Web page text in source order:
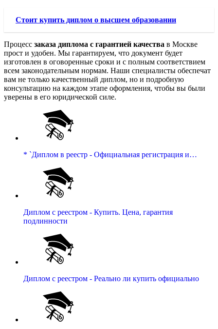
Стоит купить диплом о высшем образовании
Процесс заказа диплома с гарантией качества в Москве
прост и удобен. Мы гарантируем, что документ будет
изготовлен в оговоренные сроки и с полным соответствием
всем законодательным нормам. Наши специалисты обеспечат
вам не только качественный диплом, но и подробную
консультацию на каждом этапе оформления, чтобы вы были
уверены в его юридической силе.
* `Диплом в реестр - Официальная регистрация и…
Диплом с реестром - Купить. Цена, гарантия
подлинности
Диплом с реестром - Реально ли купить официально